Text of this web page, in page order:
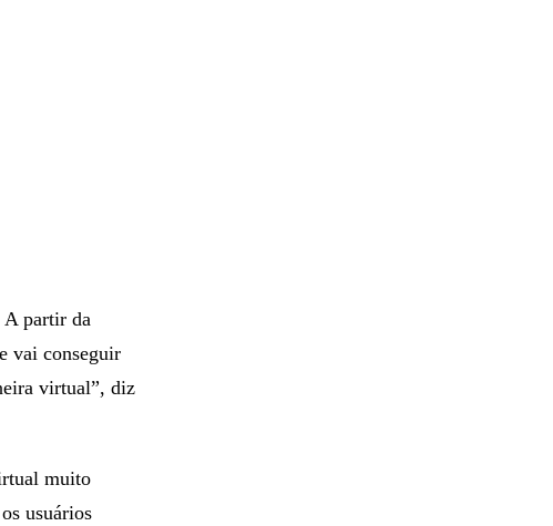
A partir da
vai conseguir
virtual”, diz
muito
usuários